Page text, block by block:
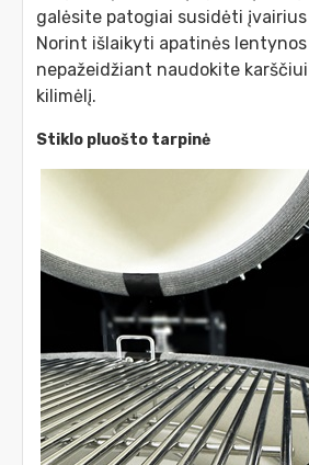
galėsite patogiai susidėti įvairius
Norint išlaikyti apatinės
nepažeidžiant naudokite
kilimėlį.
Stiklo pluošto tarpinė